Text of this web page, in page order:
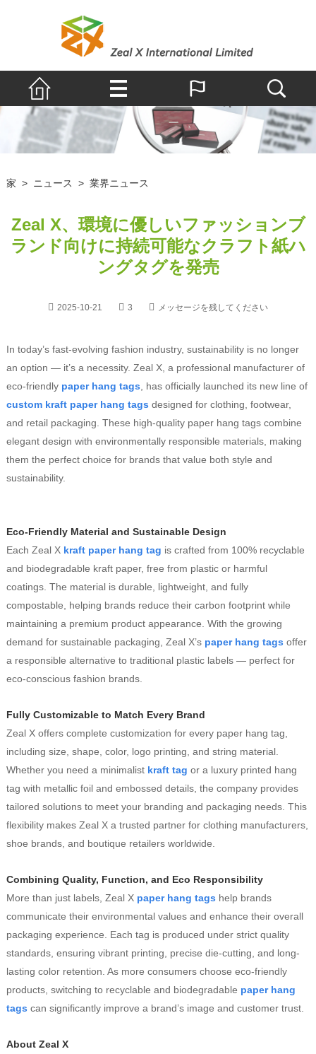
家 > ニュース > 業界ニュース
Zeal X、環境に優しいファッションブ
ランド向けに持続可能なクラフト紙ハ
ングタグを発売
2025-10-21 3 メッセージを残してください
In today’s fast-evolving fashion industry, sustainability is no longer
an option — it’s a necessity. Zeal X, a professional manufacturer of
eco-friendly paper hang tags , has officially launched its new line of
custom kraft paper hang tags designed for clothing, footwear,
and retail packaging. These high-quality paper hang tags combine
elegant design with environmentally responsible materials, making
them the perfect choice for brands that value both style and
sustainability.
Eco-Friendly Material and Sustainable Design
Each Zeal X kraft paper hang tag is crafted from 100% recyclable
and biodegradable kraft paper, free from plastic or harmful
coatings. The material is durable, lightweight, and fully
compostable, helping brands reduce their carbon footprint while
maintaining a premium product appearance. With the growing
demand for sustainable packaging, Zeal X’s paper hang tags offer
a responsible alternative to traditional plastic labels — perfect for
eco-conscious fashion brands.
Fully Customizable to Match Every Brand
Zeal X offers complete customization for every paper hang tag,
including size, shape, color, logo printing, and string material.
Whether you need a minimalist kraft tag or a luxury printed hang
tag with metallic foil and embossed details, the company provides
tailored solutions to meet your branding and packaging needs. This
flexibility makes Zeal X a trusted partner for clothing manufacturers,
shoe brands, and boutique retailers worldwide.
Combining Quality, Function, and Eco Responsibility
More than just labels, Zeal X paper hang tags help brands
communicate their environmental values and enhance their overall
packaging experience. Each tag is produced under strict quality
standards, ensuring vibrant printing, precise die-cutting, and long-
lasting color retention. As more consumers choose eco-friendly
products, switching to recyclable and biodegradable paper hang
tags can significantly improve a brand’s image and customer trust.
About Zeal X